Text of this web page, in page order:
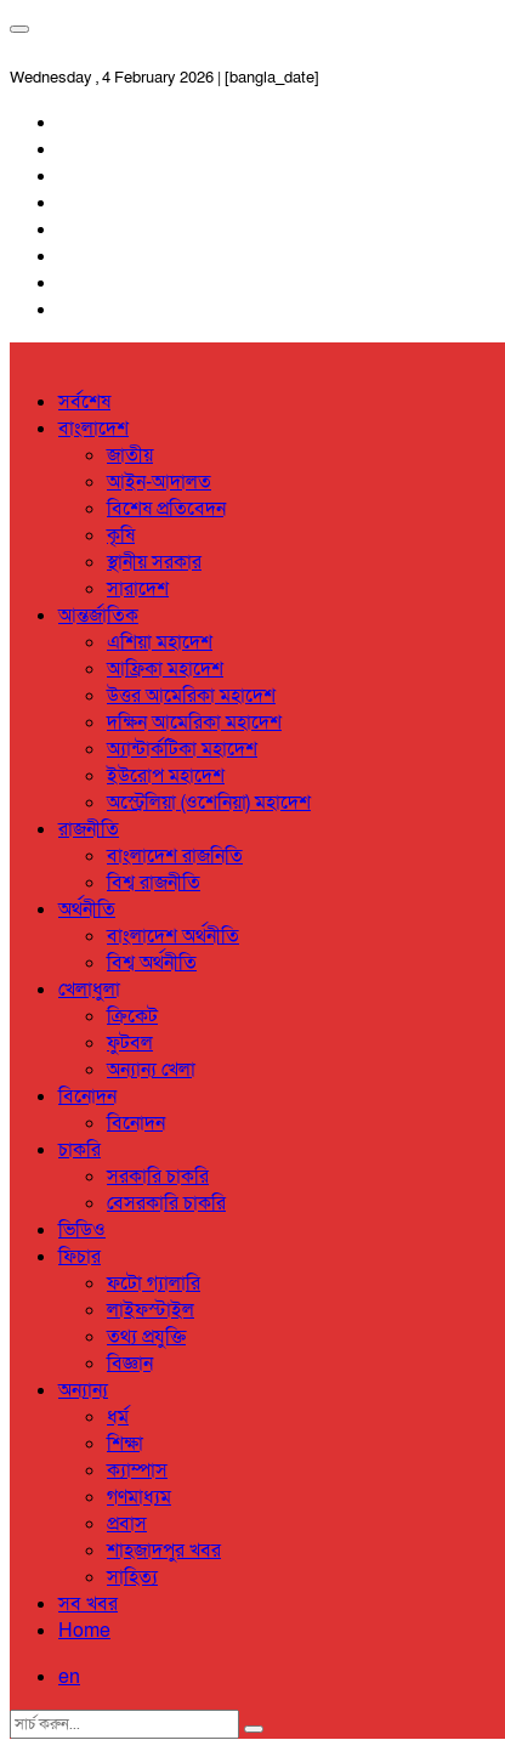
Wednesday , 4 February 2026 | [bangla_date]
সর্বশেষ
বাংলাদেশ
জাতীয়
আইন-আদালত
বিশেষ প্রতিবেদন
কৃষি
স্থানীয় সরকার
সারাদেশ
আন্তর্জাতিক
এশিয়া মহাদেশ
আফ্রিকা মহাদেশ
উত্তর আমেরিকা মহাদেশ
দক্ষিন আমেরিকা মহাদেশ
অ্যান্টার্কটিকা মহাদেশ
ইউরোপ মহাদেশ
অস্ট্রেলিয়া (ওশেনিয়া) মহাদেশ
রাজনীতি
বাংলাদেশ রাজনিতি
বিশ্ব রাজনীতি
অর্থনীতি
বাংলাদেশ অর্থনীতি
বিশ্ব অর্থনীতি
খেলাধুলা
ক্রিকেট
ফুটবল
অন্যান্য খেলা
বিনোদন
বিনোদন
চাকরি
সরকারি চাকরি
বেসরকারি চাকরি
ভিডিও
ফিচার
ফটো গ্যালারি
লাইফস্টাইল
তথ্য প্রযুক্তি
বিজ্ঞান
অন্যান্য
ধর্ম
শিক্ষা
ক্যাম্পাস
গণমাধ্যম
প্রবাস
শাহজাদপুর খবর
সাহিত্য
সব খবর
Home
en